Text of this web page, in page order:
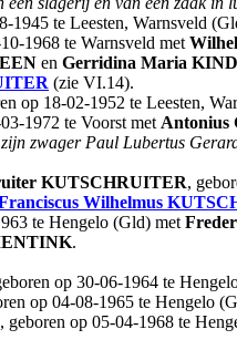
1945 te Leesten, Warnsveld
1968 te Warnsveld met
en Gerridina Maria
(zie VI.14).
op 18-02-1952 te Leesten,
1972 te Voorst met Antonius
zwager Paul Lubertus
KUTSCHRUITER,
Wilhelmus
te Hengelo (Gld) met
.
op 30-06-1964 te
op 04-08-1965 te Hengelo
, geboren op 05-04-1968 te